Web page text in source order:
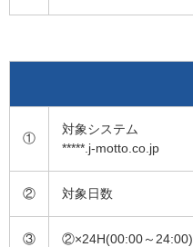
①
対象システム
*****.j-motto.co.jp
② 対象日数
③ ②×24H(00:00～24:00)